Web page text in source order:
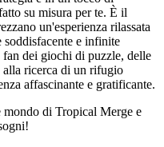
su misura per te. È il
un'esperienza rilassata
soddisfacente e infinite
dei giochi di puzzle, delle
alla ricerca di un rifugio
affascinante e gratificante.
di Tropical Merge e